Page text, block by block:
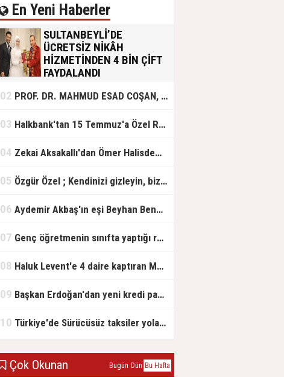
En Yeni Haberler
SULTANBEYLİ’DE
ÜCRETSİZ NİKÂH
HİZMETİNDEN 4 BİN ÇİFT
FAYDALANDI
olan gençlere destek amacıyla
başlattığı ücretsiz nikâh hizmetini
başlattıklarını belirten Sultanbeyli
ücretsiz hizmet vermenin
02 PROF. DR. MAHMUD ESAD COŞAN, DOĞUMUNUN HİCRÎ 91. YILINDA ELAZIĞ'DA YÂD EDİLECEK
03 Halkbank'tan 15 Temmuz'a Özel Reklam Filmi: "İrade Bizim, Zafer Bizim"
04 Zekai Aksakallı'dan Ömer Halisdemir'e 'vefa' ziyareti!
05 Özgür Özel ; Kendinizi gizleyin, bizden işaret bekleyin
06 Aydemir Akbaş'ın eşi Beyhan Benek Akbaş hayatını kaybetti
07 Genç öğretmenin sınıfta yaptığı rezil paylaşım
08 Haluk Levent'e 4 daire kaptıran Müteahhit soluğu savcılıkta aldı
09 Başkan Erdoğan'dan yeni kredi paketi müjdesi: 6 ay geri ödemesiz, 36 ay vadeli
10 Türkiye'de Sürücüsüz taksiler yola çıkmaya hazırlanıyor
Çok Okunan Bugün Dün Bu Hafta